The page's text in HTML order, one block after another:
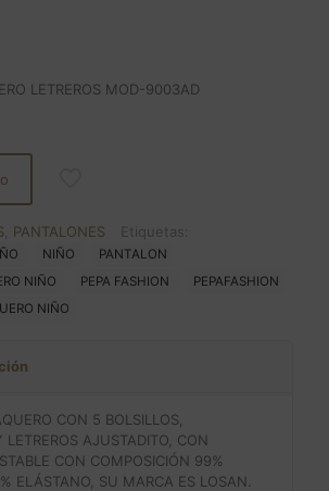
LETREROS MOD-9003AD
PANTALONES Etiquetas:
NIÑO
PANTALON
NIÑO
PEPA FASHION
PEPAFASHION
NIÑO
CON 5 BOLSILLOS,
LETREROS AJUSTADITO, CON
CON COMPOSICIÓN 99%
ELÁSTANO, SU MARCA ES LOSAN.